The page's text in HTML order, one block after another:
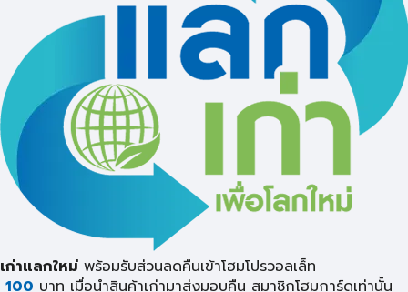
เก่าแลกใหม่ พร้อมรับส่วนลดคืนเข้าโฮมโปรวอลเล็ท
100 บาท เมื่อนำสินค้าเก่ามาส่งมอบคืน สมาชิกโฮมการ์ดเท่านั้น